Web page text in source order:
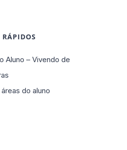
Aluno – Vivendo de
do aluno